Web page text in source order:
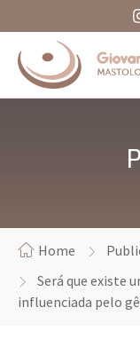
Home
Será que existe
influenciada pelo